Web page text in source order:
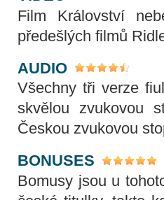
Film Království
předešlých filmů
AUDIO
Všechny tři verze
skvělou zvukovou
Českou zvukovou
BONUSES
Bomusy jsou u